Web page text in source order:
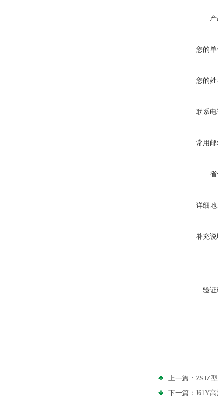
您的单
您的姓
联系电
常用邮
省
详细地
补充说
验证
上一篇： ZSJZ
下一篇： J61Y